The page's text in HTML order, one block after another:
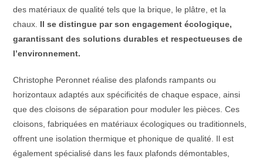
des matériaux de qualité tels que la brique, le plâtre, et la
chaux. Il se distingue par son engagement écologique,
garantissant des solutions durables et respectueuses de
l’environnement.
Christophe Peronnet réalise des plafonds rampants ou
horizontaux adaptés aux spécificités de chaque espace, ainsi
que des cloisons de séparation pour moduler les pièces. Ces
cloisons, fabriquées en matériaux écologiques ou traditionnels,
offrent une isolation thermique et phonique de qualité. Il est
également spécialisé dans les faux plafonds démontables,